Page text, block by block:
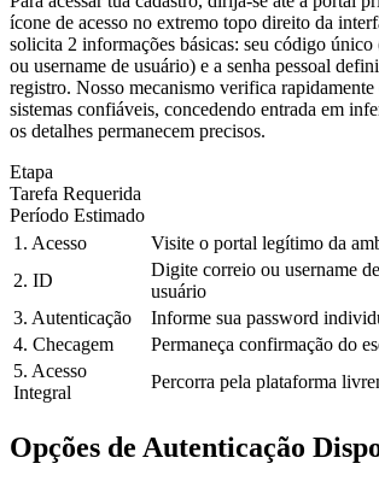
ícone de acesso no extremo topo direito da
solicita 2 informações básicas: seu código
ou username de usuário) e a senha pessoal
registro. Nosso mecanismo verifica rapidamente
sistemas confiáveis, concedendo entrada em
os detalhes permanecem precisos.
Etapa
Tarefa Requerida
Período Estimado
1. Acesso
Visite o portal legítimo da
2. ID
Digite correio ou username de
usuário
3. Autenticação
Informe sua password
4. Checagem
Permaneça confirmação do
5. Acesso
Integral
Percorra pela plataforma
Opções de Autenticação